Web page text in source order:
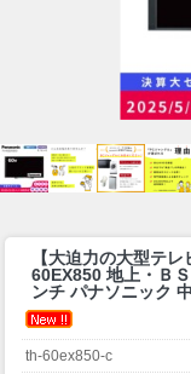
【大迫力の大型テレ
60EX850 地上・Ｂ
ンチ パナソニック
th-60ex850-c